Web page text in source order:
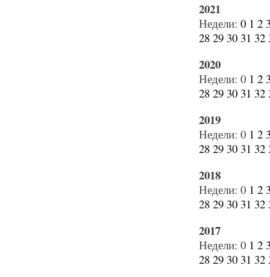
2021
Недели: 0 1 2
28 29 30 31 32
2020
Недели: 0 1 2
28 29 30 31 32
2019
Недели: 0 1 2
28 29 30 31 32
2018
Недели: 0 1 2
28 29 30 31 32
2017
Недели: 0 1 2
28 29 30 31 32